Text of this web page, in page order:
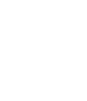
Lösung für